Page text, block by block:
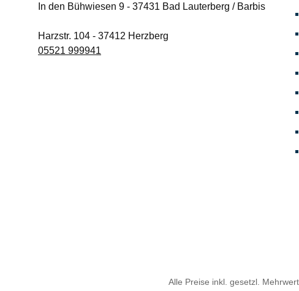
In den Bühwiesen 9 - 37431 Bad Lauterberg / Barbis
Harzstr. 104 - 37412 Herzberg
05521 999941
Alle Preise inkl. gesetzl.